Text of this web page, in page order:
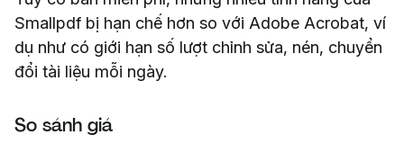
Smallpdf bị hạn chế hơn so với Adobe Acrobat, ví
dụ như có giới hạn số lượt chỉnh sửa, nén, chuyển
đổi tài liệu mỗi ngày.
So sánh giá